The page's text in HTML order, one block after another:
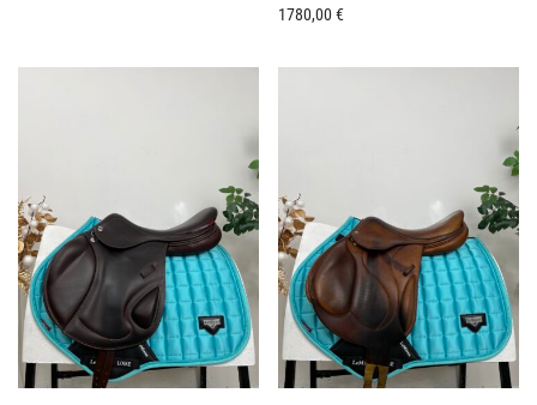
1780,00€